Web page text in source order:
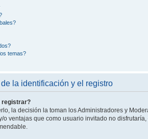
temas?
la identificación y el registro
registrar?
la decisión la toman los Administradores y
o ventajas que como usuario invitado no